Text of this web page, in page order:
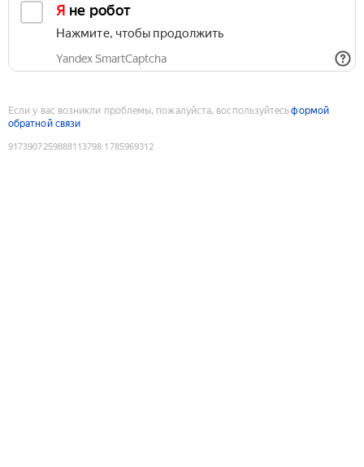
Я не робот
Нажмите, чтобы продолжить
Yandex SmartCaptcha
Если у вас возникли проблемы, пожалуйста, воспользуйтесьформой
обратной связи
9173907259888113798:1785969312